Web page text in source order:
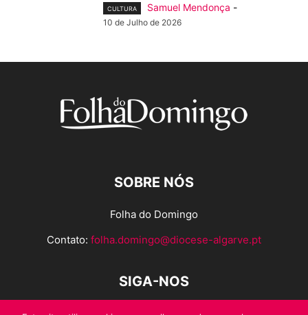
CULTURA Samuel Mendonça -
10 de Julho de 2026
SOBRE NÓS
Folha do Domingo
Contato: folha.domingo@diocese-algarve.pt
SIGA-NOS